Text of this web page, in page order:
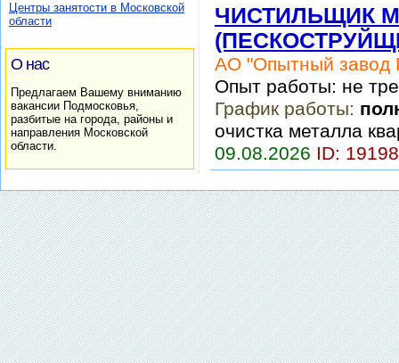
Центры занятости в Московской
области
О нас
Предлагаем Вашему вниманию
вакансии Подмосковья,
разбитые на города, районы и
направления Московской
области.
ЧИСТИЛЬЩИК
АО "Опытный завод
Опыт работы: не
График работы:
очистка металла
09.08.2026 ID: